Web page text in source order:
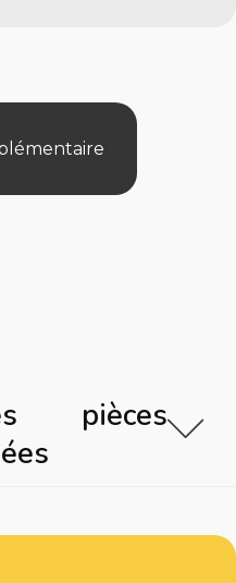
pièces